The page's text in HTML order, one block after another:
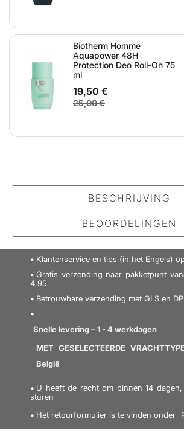
Biotherm Homme
Aquapower 48H
Protection Deo Roll-On 75
ml
19,50 €
25,00 €
BESCHRIJVING
Biotherm Homme Day Control 48H
is eenanti-transpirant roll-on deo
gaat onaangename geurtjes effectief
tot wel 48 uur langeen gevoel van
zonder de zweetafscheiding te
Homme Day Control 48H Deodorant
gemakkelijk aan te brengen,
geeft niet af. In ruil daarvoor krijgt je
mannelijke geur . Ook heeft deze
praktisch formaat
een fantastische deodorant die je
Homme Day Control 48H Deodorant
BEOORDELINGEN
Klanten hebben gegeven
sterren
5.0 Gebaseerd op 1
Klantenservice en tips (in het Engels)
Gratis verzending naar pakketpunt
4,95
Betrouwbare verzending met GLS en
Snelle levering – 1 - 4 werkdagen
MET GESELECTEERDE
België
U heeft de recht om binnen 14
sturen
Het retourformulier is te vinden onder